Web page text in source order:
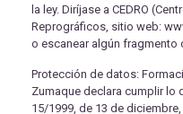
la ley. Diríjase a CEDRO
Reprográficos, sitio web:
o escanear algún fragmento
Protección de datos:
Zumaque declara cumplir lo
15/1999, de 13 de